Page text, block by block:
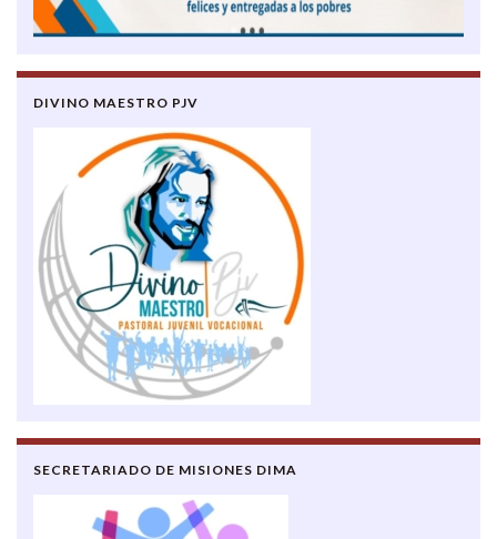
DIVINO MAESTRO PJV
SECRETARIADO DE MISIONES DIMA